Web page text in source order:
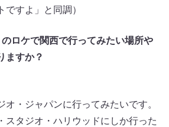
すよ」と同調）
ロケで関西で行ってみたい場所や
ますか？
オ・ジャパンに行ってみたいです。
スタジオ・ハリウッドにしか行った